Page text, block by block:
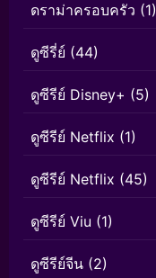
ดราม่าครอบครัว (1)
ดูซีรี่ย์ (44)
ดูซีรีย์ Disney+ (5)
ดูซีรีย์ Netflix (1)
ดูซีรีย์ Netflix (45)
ดูซีรีย์ Viu (1)
ดูซีรีย์จีน (2)